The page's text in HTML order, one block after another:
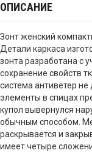
ОПИСАНИЕ
Зонт женский
Детали каркаса
зонта разработана с
сохранение свойств
система антиветер
элементы в спицах
купол вывернулся
обычным способом.
раскрывается и
имеет четыре